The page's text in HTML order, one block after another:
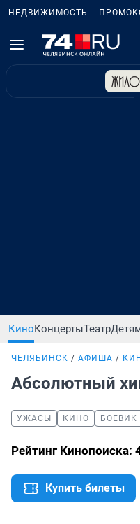
НЕДВИЖИМОСТЬ
КиноКонцертыТеатр
ЧЕЛЯБИНСК АФИША
Абсолютный
УЖАСЫ КИНО БОЕВИК
Рейтинг Кинопоиска:
Купить билеты